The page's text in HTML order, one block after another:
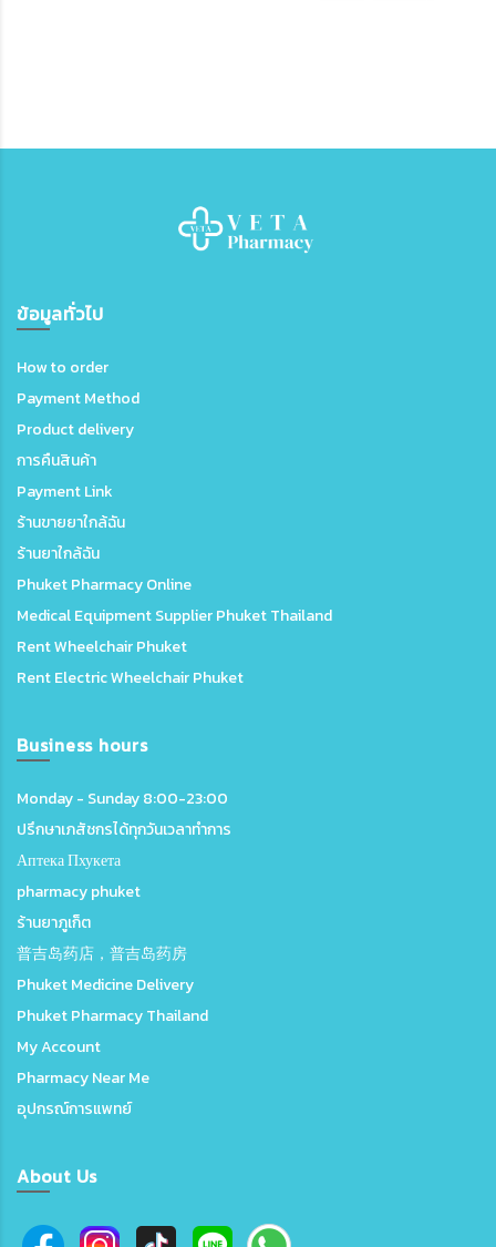
ข้อมูลทั่วไป
How to order
Payment Method
Product delivery
การคืนสินค้า
Payment Link
ร้านขายยาใกล้ฉัน
ร้านยาใกล้ฉัน
Phuket Pharmacy Online
Medical Equipment Supplier Phuket Thailand
Rent Wheelchair Phuket
Rent Electric Wheelchair Phuket
Business hours
Monday - Sunday 8:00-23:00
ปรึกษาเภสัชกรได้ทุกวันเวลาทำการ
Аптека Пхукета
pharmacy phuket
ร้านยาภูเก็ต
普吉岛药店，普吉岛药房
Phuket Medicine Delivery
Phuket Pharmacy Thailand
My Account
Pharmacy Near Me
อุปกรณ์การแพทย์
About Us